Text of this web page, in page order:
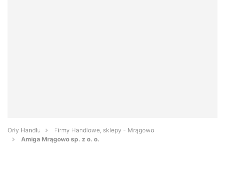
Orły Handlu
Firmy Handlowe, sklepy - Mrągowo
Amiga Mrągowo sp. z o. o.